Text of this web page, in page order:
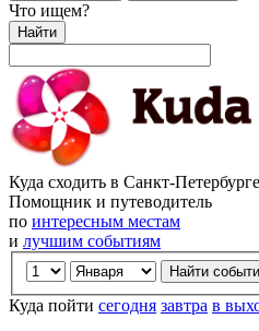
Что ищем?
Найти
Куда сходить в Санкт-
Помощник и путеводитель
по интересным местам
и лучшим событиям
Куда пойти сегодня завтра в